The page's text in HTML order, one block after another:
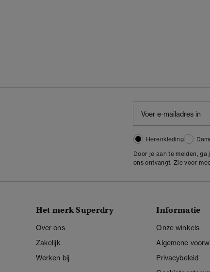
Herenkleding
Door je aan te melden,
ons ontvangt. Zie voor
Het merk Superdry
Over ons
Zakelijk
Werken bij
Informatie
Onze winkels
Algemene
Privacybeleid